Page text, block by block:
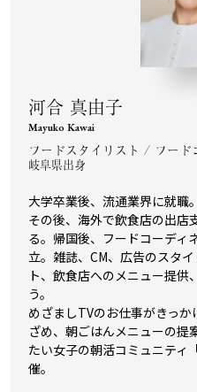
河合 真由子
Mayuko Kawai
フードスタイリスト / フード
岐阜県出身
大学卒業後、流通業界に就職
その後、海外で飲食店の出店
る。帰国後、フードコーディ
立。雑誌、CM、広告のスタ
ト、飲食店へのメニュー提供
う。
めざましTVのお仕事がきっ
ざめ、朝ごはんメニューの提
たい女子の朝活コミュニティ
催。